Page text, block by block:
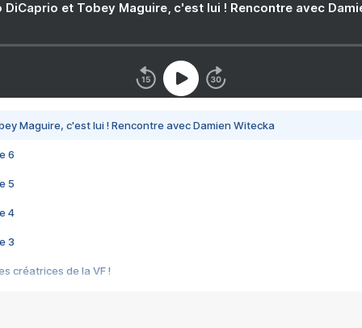
DiCaprio et Tobey Maguire, c'est lui ! Rencontre avec
Maguire, c'est lui ! Rencontre avec Damien Witecka
6
5
4
3
créatrices de la VF !